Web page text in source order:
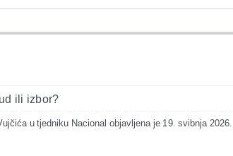
ili izbor?
u tjedniku Nacional objavljena je 19. svibnja 2026.